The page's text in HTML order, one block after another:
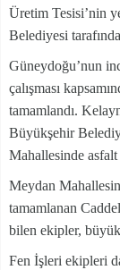
Üretim Tesisi’nin
Belediyesi
Güneydoğu’nun
çalışması
tamamlandı.
Büyükşehir
Mahallesinde asfalt
Meydan
tamamlanan
bilen ekipler,
Fen İşleri ekipleri